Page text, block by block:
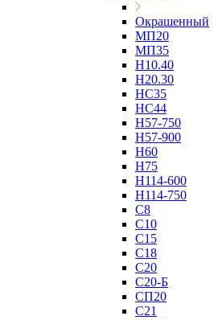
Окрашенный
МП20
МП35
Н10.40
Н20.30
НС35
НС44
Н57-750
Н57-900
Н60
Н75
Н114-600
Н114-750
С8
С10
С15
С18
С20
С20-Б
СП20
С21